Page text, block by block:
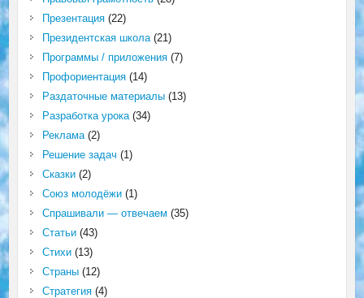
Презентация(22)
Президентская школа(21)
Программы / приложения(7)
Профориентация(14)
Раздаточные материалы(13)
Разработка урока(34)
Реклама(2)
Решение задач (1)
Сказки(2)
Союз молодёжи(1)
Спрашивали — отвечаем (35)
Статьи(43)
Стихи(13)
Страны(12)
Стратегия(4)